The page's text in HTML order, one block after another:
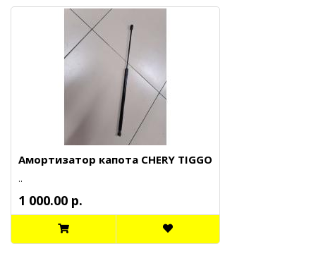
Амортизатор капота CHERY TIGGO
..
1 000.00 р.